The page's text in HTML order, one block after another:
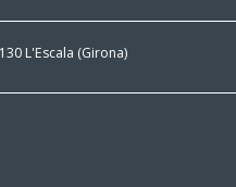
L'Escala (Girona)